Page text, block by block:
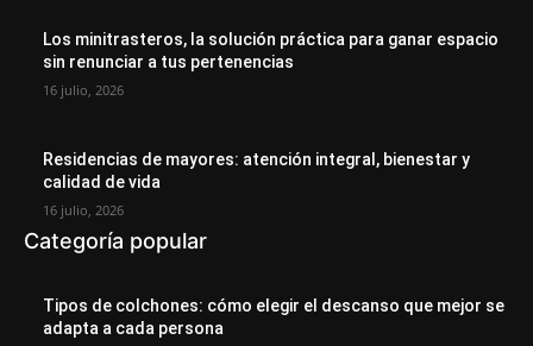
Los minitrasteros, la solución práctica para ganar espacio
sin renunciar a tus pertenencias
16 julio, 2026
Residencias de mayores: atención integral, bienestar y
calidad de vida
16 julio, 2026
Categoría popular
Tipos de colchones: cómo elegir el descanso que mejor se
adapta a cada persona